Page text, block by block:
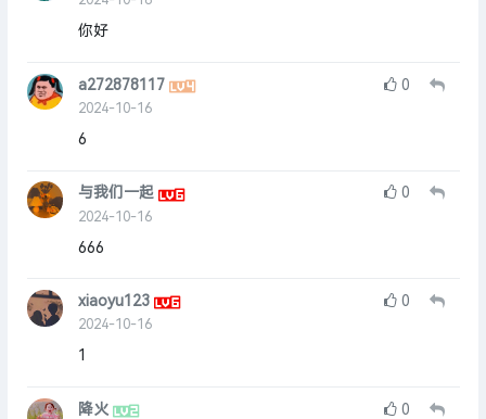
你好
a272878117
2024-10-16
0
6
与我们一起
2024-10-16
0
666
xiaoyu123
2024-10-16
0
1
降火 0